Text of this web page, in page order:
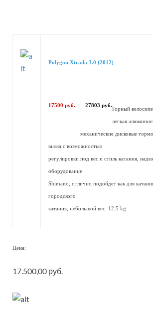
Polygon Xtrada 3.0 (2012)
17500 руб. 27803 руб.
Горный
легкая
механические дисковые
вилка с возможностью
регулировки под вес и стиль катания,
оборудование
Shimano, отлично подойдет как для
городского
катания, небольшой вес. 12.5 kg
Цена:
17.500,00 руб.